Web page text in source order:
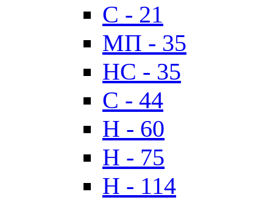
C - 21
МП - 35
HC - 35
C - 44
H - 60
H - 75
H - 114